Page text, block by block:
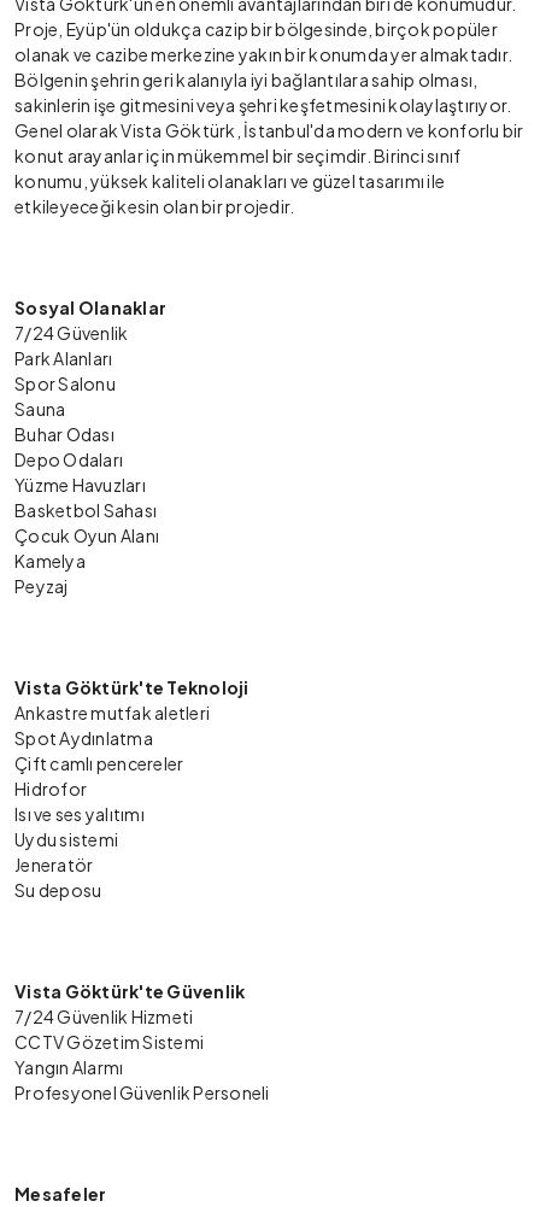
Proje, Eyüp'ün oldukça cazip bir bölgesinde, birçok popüler
olanak ve cazibe merkezine yakın bir konumda yer almaktadır.
Bölgenin şehrin geri kalanıyla iyi bağlantılara sahip olması,
sakinlerin işe gitmesini veya şehri keşfetmesini kolaylaştırıyor.
Genel olarak Vista Göktürk, İstanbul'da modern ve konforlu bir
konut arayanlar için mükemmel bir seçimdir. Birinci sınıf
konumu, yüksek kaliteli olanakları ve güzel tasarımı ile
etkileyeceği kesin olan bir projedir.
Sosyal Olanaklar
7/24 Güvenlik
Park Alanları
Spor Salonu
Sauna
Buhar Odası
Depo Odaları
Yüzme Havuzları
Basketbol Sahası
Çocuk Oyun Alanı
Kamelya
Peyzaj
Vista Göktürk'te Teknoloji
Ankastre mutfak aletleri
Spot Aydınlatma
Çift camlı pencereler
Hidrofor
Isı ve ses yalıtımı
Uydu sistemi
Jeneratör
Su deposu
Vista Göktürk'te Güvenlik
7/24 Güvenlik Hizmeti
CCTV Gözetim Sistemi
Yangın Alarmı
Profesyonel Güvenlik Personeli
Mesafeler